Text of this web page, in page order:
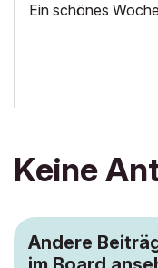
Ein schönes
Keine
Andere